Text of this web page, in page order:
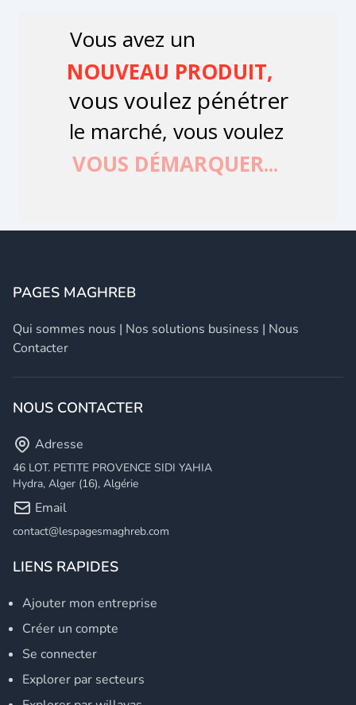
PAGES MAGHREB
Qui sommes nous | Nos solutions business | Nous
Contacter
NOUS CONTACTER
Adresse
46 LOT. PETITE PROVENCE SIDI YAHIA
Hydra, Alger (16), Algérie
Email
contact@lespagesmaghreb.com
LIENS RAPIDES
Ajouter mon entreprise
Créer un compte
Se connecter
Explorer par secteurs